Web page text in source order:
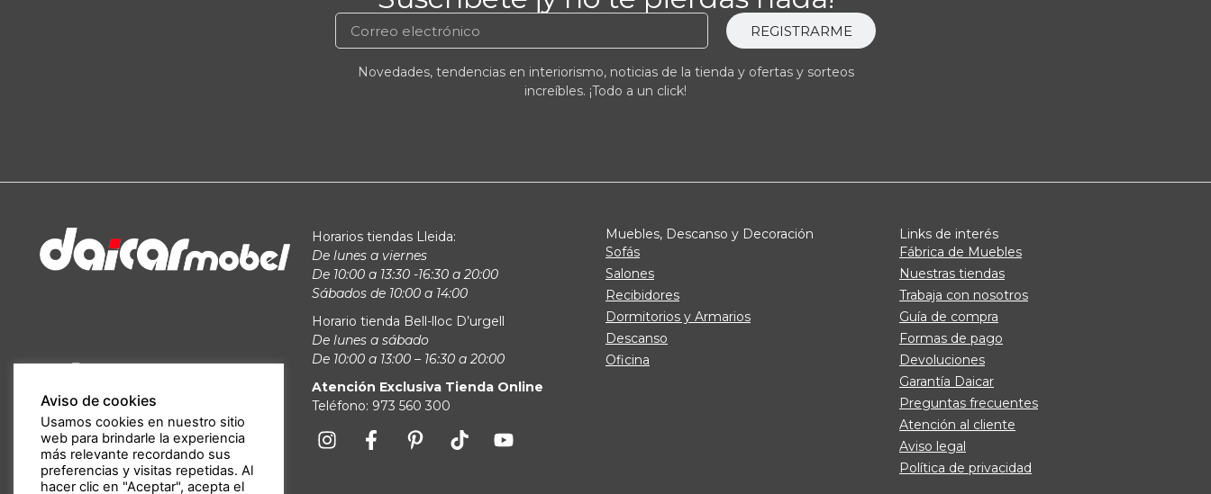
REGISTRARME
Novedades, tendencias en interiorismo, noticias de la tienda y ofertas y sorteos
increíbles. ¡Todo a un click!
Horarios tiendas Lleida:
De lunes a viernes
De 10:00 a 13:30 -16:30 a 20:00
Sábados de 10:00 a 14:00
Horario tienda Bell-lloc D’urgell
De lunes a sábado
De 10:00 a 13:00 – 16:30 a 20:00
Atención Exclusiva Tienda Online
Teléfono: 973 560 300
Muebles, Descanso y Decoración
Sofás
Salones
Recibidores
Dormitorios y Armarios
Descanso
Oficina
Links de interés
Fábrica de Muebles
Nuestras tiendas
Trabaja con nosotros
Guía de compra
Formas de pago
Devoluciones
Garantía Daicar
Preguntas frecuentes
Atención al cliente
Aviso legal
Política de privacidad
Aviso de cookies
Usamos cookies en nuestro sitio
web para brindarle la experiencia
más relevante recordando sus
preferencias y visitas repetidas. Al
hacer clic en "Aceptar", acepta el